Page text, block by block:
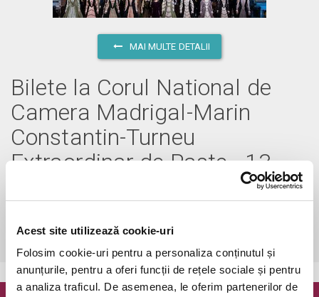
Acest site utilizează cookie-uri
Folosim cookie-uri pentru a personaliza conținutul și
anunțurile, pentru a oferi funcții de rețele sociale și pentru
a analiza traficul. De asemenea, le oferim partenerilor de
MAI MULTE DETALII
Bilete la Corul National de
Camera Madrigal-Marin
Constantin-Turneu
Extraordinar de Paste - 13